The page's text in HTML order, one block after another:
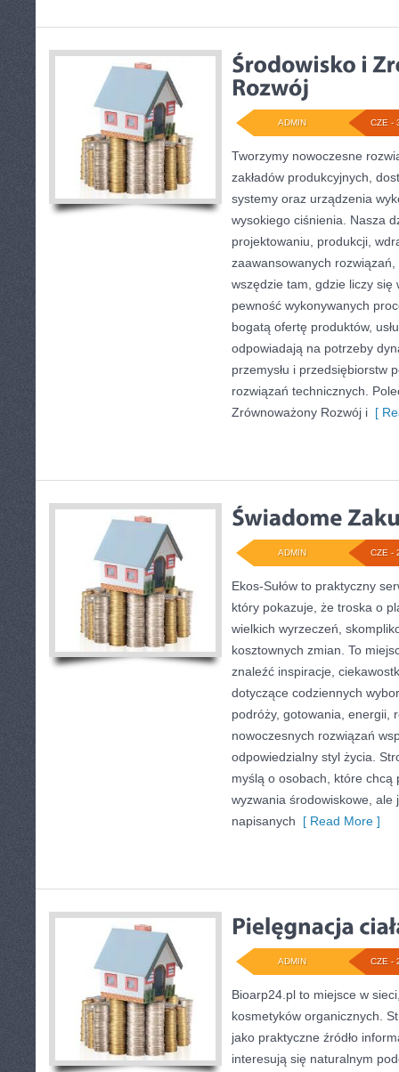
CZE -
ADMIN
Tworzymy nowoczesne
zakładów produkcyjnych,
systemy oraz urządzenia
wysokiego ciśnienia. Nasza
projektowaniu, produkcji,
zaawansowanych
wszędzie tam, gdzie liczy
pewność wykonywanych
bogatą ofertę produktów,
odpowiadają na potrzeby
przemysłu i przedsiębiorstw
rozwiązań technicznych.
Zrównoważony Rozwój i [
CZE -
ADMIN
Ekos-Sułów to praktyczny
który pokazuje, że troska o
wielkich wyrzeczeń,
kosztownych zmian. To
znaleźć inspiracje,
dotyczące codziennych
podróży, gotowania, energii,
nowoczesnych rozwiązań
odpowiedzialny styl życia.
myślą o osobach, które chcą
wyzwania środowiskowe, ale
napisanych [ Read More ]
CZE -
ADMIN
Bioarp24.pl to miejsce w
kosmetyków organicznych.
jako praktyczne źródło
interesują się naturalnym